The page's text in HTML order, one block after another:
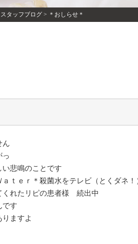
スタッフブログ> ＊おしらせ＊
ん
っ
悲鳴のことです
ｔｅｒ＊殺菌水をテレビ（とくダネ！
くれたリピの患者様 続出中
です
ますよ